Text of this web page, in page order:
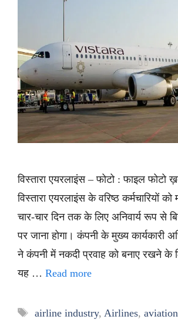
विस्तारा एयरलाइंस – फोटो : फाइल
विस्तारा एयरलाइंस के वरिष्ठ कर्मचारियों
चार-चार दिन तक के लिए अनिवार्य रूप से
पर जाना होगा। कंपनी के मुख्य कार्यकारी
ने कंपनी में नकदी प्रवाह को बनाए रखने के
यह … Read more
Tags
airline industry, Airlines,